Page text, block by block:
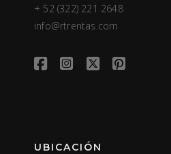
+ 52 (322) 221 2648
info@rtrentas.com
UBICACIÓN